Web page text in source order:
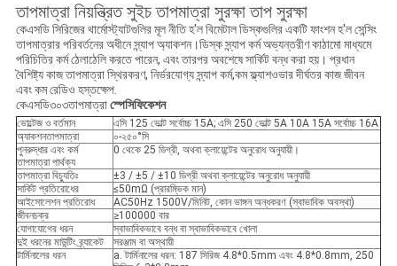
তাপমাত্রা নিয়ন্ত্রিত সুইচ তাপমাত্রা সুরক্ষা তাপ সুরক্ষা
কেএসডি সিরিজের থার্মোস্ট্যাটগুলির মূল নীতি হ'ল বিমেটাল ডিস্কগুলির একটি ফাংশন হ'ল সেন্সিং
তাপমাত্রার পরিবর্তনের অধীনে স্ন্যাপ অ্যাকশন।ডিস্ক স্ন্যাপ কর্ম অভ্যন্তরীণ কাঠামো মাধ্যমে
পরিচিতির কর্ম ঠেলাঠেলি করতে পারেন, এবং তারপর অবশেষে সার্কিট বন্ধ করা হয়। প্রধান
বৈশিষ্ট্য কাজ তাপমাত্রা স্থিরকরণ, নির্ভরযোগ্য স্ন্যাপ কর্ম,কম ফ্ল্যাশওভার দীর্ঘতর কাজ জীবন
এবং কম রেডিও হস্তক্ষেপ.
কেএসডি৩০৩তাপমাত্রাস্পেসিফিকেশন
ভোল্টেজ ও বর্তমান
এসি 125 ভোল্ট সর্বোচ্চ 15A; এসি 250 ভোল্ট 5A 10A 15A সর্বোচ্চ 16A
অ্যাকশনতাপমাত্রা
০-২৫০°সি
পুনরুদ্ধার এবং কর্ম
তাপমাত্রা পার্থক্য
0 থেকে 25 ডিগ্রী, অথবা ক্লায়েন্টের অনুরোধ অনুযায়ী।
তাপমাত্রা বিচ্যুতিঃ
±3 / ±5 / ±10 ডিগ্রী অথবা ক্লায়েন্টের অনুরোধ অনুযায়ী
সার্কিট প্রতিরোধের
≤50mΩ (প্রারম্ভিক মান)
আইসোলেশন প্রতিরোধ
AC50Hz 1500V/মিনিট, কোন ভাঙ্গন অন্ধকরণ (স্বাভাবিক অবস্থা)
জীবনচক্র
≥100000 বার
যোগাযোগের ধরন
স্বাভাবিকভাবে বন্ধ বা স্বাভাবিকভাবে খোলা
দুই ধরনের মাউন্টিং ব্র্যাকেট
সরঞ্জাম বা অস্থায়ী
টার্মিনালের ধরন
a. টার্মিনালের ধরন: 187 সিরিজ 4.8*0.5mm এবং 4.8*0.8mm, 250